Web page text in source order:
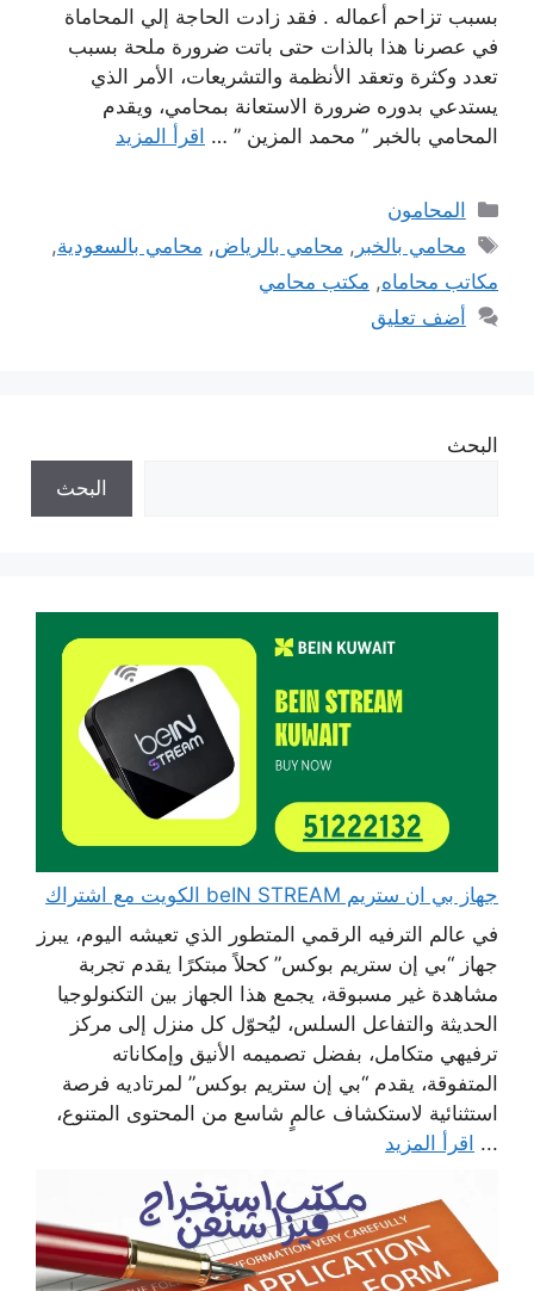
بسبب تزاحم أعماله . فقد زادت الحاجة إلي المحاماة
في عصرنا هذا بالذات حتى باتت ضرورة ملحة بسبب
تعدد وكثرة وتعقد الأنظمة والتشريعات، الأمر الذي
يستدعي بدوره ضرورة الاستعانة بمحامي، ويقدم
المحامي بالخبر ” محمد المزين ” … اقرأ المزيد
التصنيفات
المحامون
الوسوم
محامي بالخبر , محامي بالرياض, محامي بالسعودية,
مكاتب محاماه, مكتب محامي
أضف تعليق
البحث
البحث
جهاز بي ان ستريم beIN STREAM الكويت مع اشتراك
في عالم الترفيه الرقمي المتطور الذي تعيشه اليوم، يبرز
جهاز “بي إن ستريم بوكس” كحلاً مبتكرًا يقدم تجربة
مشاهدة غير مسبوقة، يجمع هذا الجهاز بين التكنولوجيا
الحديثة والتفاعل السلس، ليُحوّل كل منزل إلى مركز
ترفيهي متكامل، بفضل تصميمه الأنيق وإمكاناته
المتفوقة، يقدم “بي إن ستريم بوكس” لمرتاديه فرصة
استثنائية لاستكشاف عالمٍ شاسع من المحتوى المتنوع،
... اقرأ المزيد